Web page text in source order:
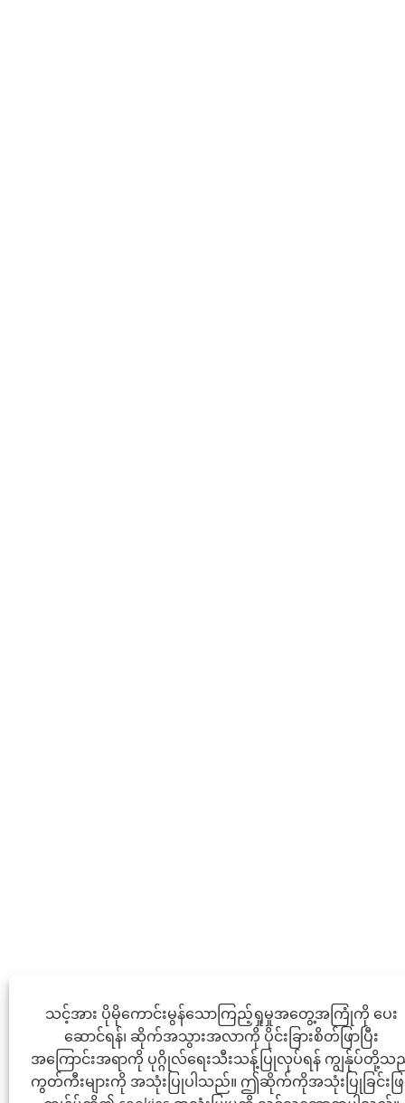
သင့်အား ပိုမိုကောင်းမွန်သောကြည့်ရှုမှုအတွေ့အကြုံကို ပေး
ဆောင်ရန်၊ ဆိုက်အသွားအလာကို ပိုင်းခြားစိတ်ဖြာပြီး
အကြောင်းအရာကို ပုဂ္ဂိုလ်ရေးသီးသန့်ပြုလုပ်ရန် ကျွန်ုပ်တို့
ကွတ်ကီးများကို အသုံးပြုပါသည်။ ဤဆိုက်ကိုအသုံးပြုခြင်းဖ